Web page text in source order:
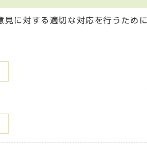
に対する適切な対応を行うため